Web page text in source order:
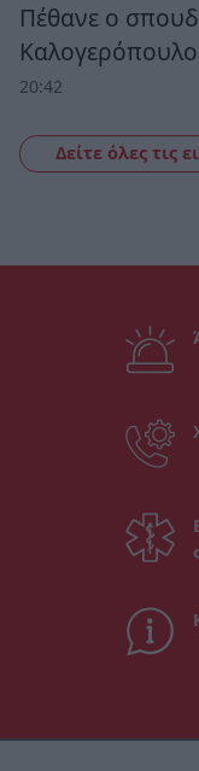
Πέθανε ο
20:42
Δείτε όλες τις